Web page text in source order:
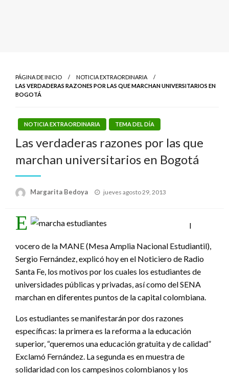
PÁGINA DE INICIO
NOTICIA EXTRAORDINARIA
LAS VERDADERAS RAZONES POR LAS QUE MARCHAN UNIVERSITARIOS EN
BOGOTÁ
NOTICIA EXTRAORDINARIA TEMA DEL DÍA
Las verdaderas razones por las que
marchan universitarios en Bogotá
Margarita Bedoya
Publicado
jueves agosto 29, 2013
E l
vocero de la MANE (Mesa Amplia Nacional Estudiantil),
Sergio Fernández, explicó hoy en el Noticiero de Radio
Santa Fe, los motivos por los cuales los estudiantes de
universidades públicas y privadas, así como del SENA
marchan en diferentes puntos de la capital colombiana.
Los estudiantes se manifestarán por dos razones
específicas: la primera es la reforma a la educación
superior, “queremos una educación gratuita y de calidad”
Exclamó Fernández. La segunda es en muestra de
solidaridad con los campesinos colombianos y los